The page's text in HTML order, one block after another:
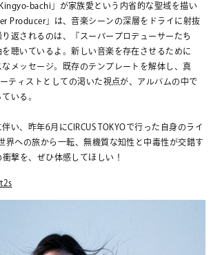
bachi」が家族愛という内省的な聖域を描い
Producer」は、音楽シーンの深層をドライに射抜
返されるのは、『スーパープロデューサーたち
聴いているよ。新しい音楽を存在させるために
メッセージ。既存のテンプレートを解体し、真
ティストとしての渇いた視点が、アルバムの中で
いる。
い、昨年6月にCIRCUS TOKYOで行った自身のライ
界への旅から一転、無機質な知性と中毒性が交錯す
撃を、ぜひ体感してほしい！